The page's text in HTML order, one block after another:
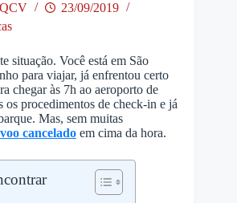
23/09/2019
situação. Você está em São
para viajar, já enfrentou certo
chegar às 7h ao aeroporto de
os procedimentos de check-in e já
Mas, sem muitas
voo cancelado em cima da hora.